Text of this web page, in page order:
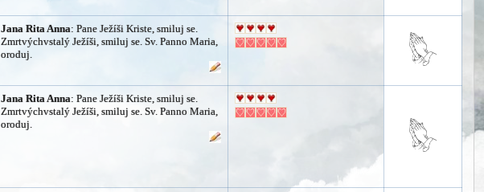
Jana Rita Anna: Pane Ježíši Kriste, smiluj se.
Zmrtvýchvstalý Ježíši, smiluj se. Sv. Panno Maria,
oroduj.
Jana Rita Anna: Pane Ježíši Kriste, smiluj se.
Zmrtvýchvstalý Ježíši, smiluj se. Sv. Panno Maria,
oroduj.